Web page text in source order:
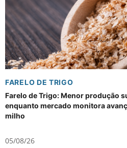
FARELO DE TRIGO
Farelo de Trigo: Menor produção
enquanto mercado monitora
milho
05/08/26